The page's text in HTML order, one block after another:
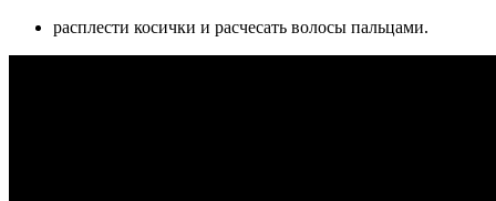
расплести косички и расчесать волосы пальцами.